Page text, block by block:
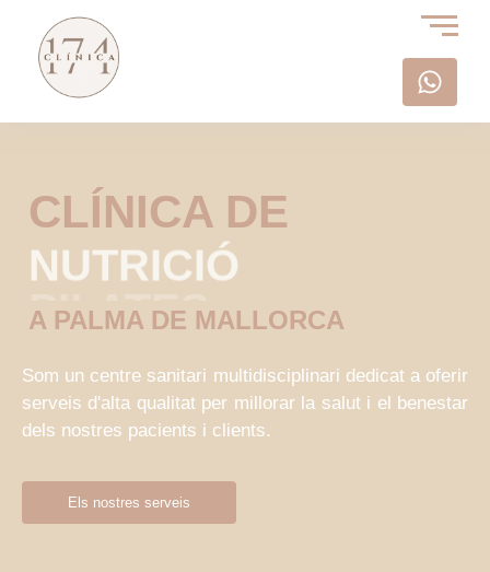
CLÍNICA DE
NUTRICIÓ
A PALMA DE MALLORCA
Som un centre sanitari multidisciplinari dedicat a oferir
serveis d'alta qualitat per millorar la salut i el benestar
dels nostres pacients i clients.
Els nostres serveis